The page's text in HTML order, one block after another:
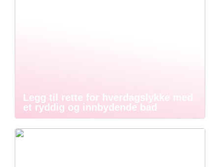
Legg til rette for hverdagslykke med
et ryddig og innbydende bad